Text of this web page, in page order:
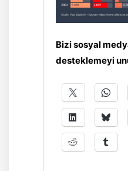
Bizi sosyal
desteklemeyi